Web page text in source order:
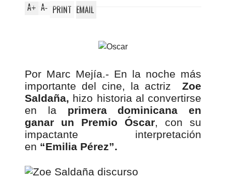
A+ A- PRINT EMAIL
Por Marc Mejía.- En la noche más
importante del cine, la actriz Zoe
Saldaña, hizo historia al convertirse
en la primera dominicana en
ganar un Premio Óscar, con su
impactante interpretación
en “Emilia Pérez”.